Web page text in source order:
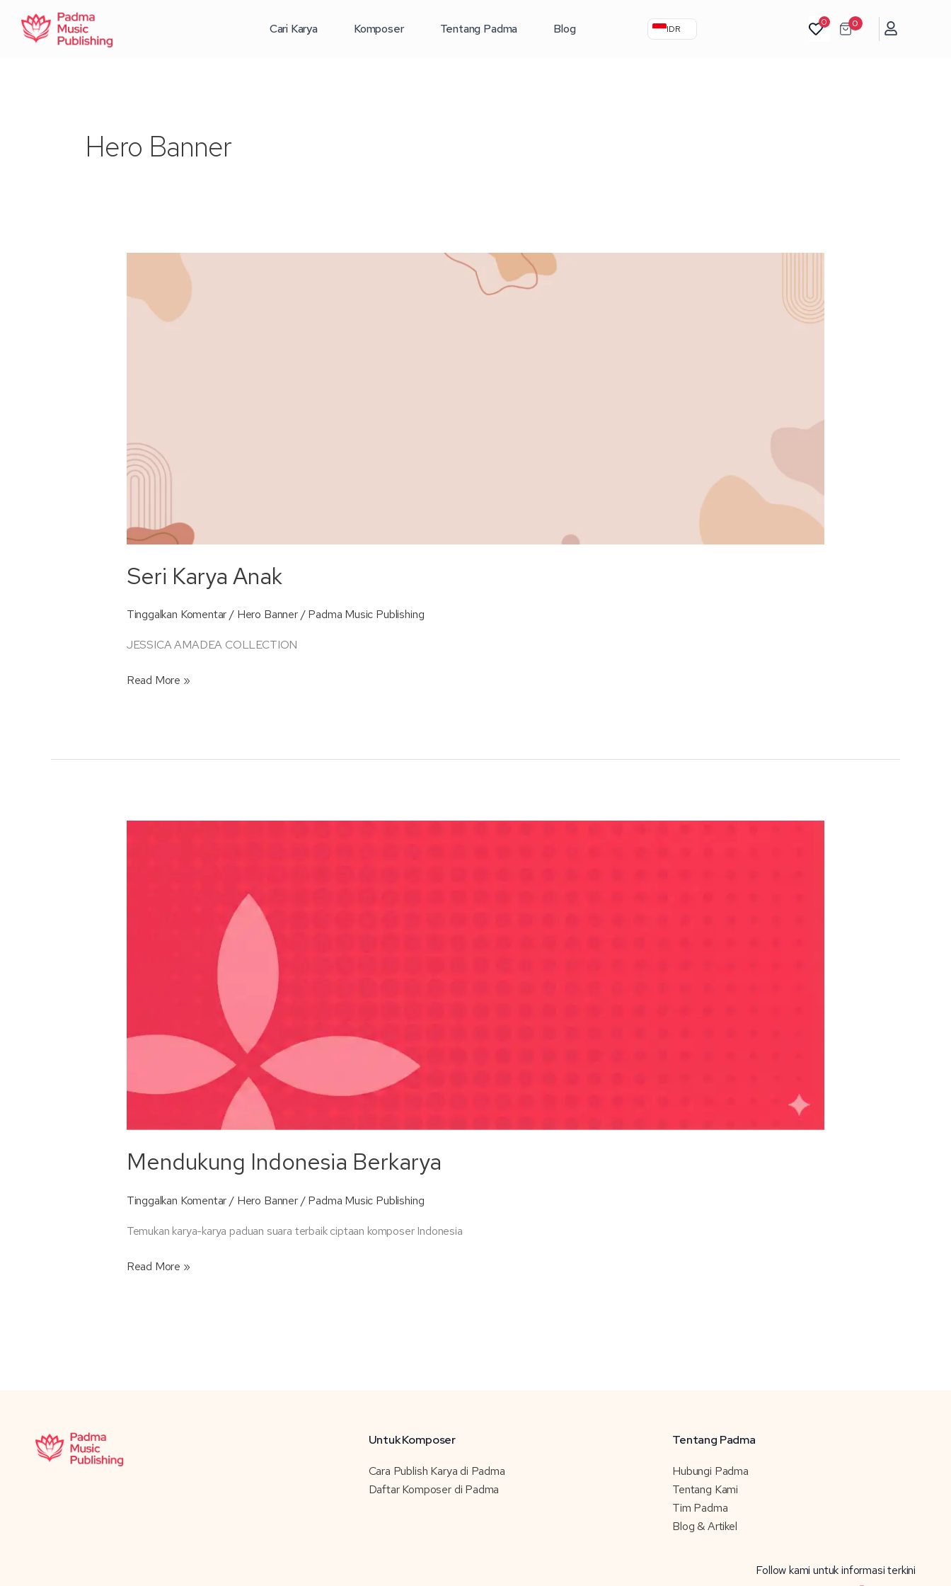
Cari Karya Komposer Tentang Padma Blog IDR
0 0
Hero Banner
Seri Karya Anak
Tinggalkan Komentar/ Hero Banner/Padma Music Publishing
JESSICA AMADEA COLLECTION
Anak
Read More »
Mendukung Indonesia Berkarya
Tinggalkan Komentar/ Hero Banner/Padma Music Publishing
Temukan karya-karya paduan suara terbaik ciptaan komposer Indonesia
Read More »
Untuk Komposer
Cara Publish Karya di Padma
Daftar Komposer di Padma
Tentang Padma
Hubungi Padma
Tentang Kami
Tim Padma
Blog & Artikel
Follow kami untuk informasi terkini